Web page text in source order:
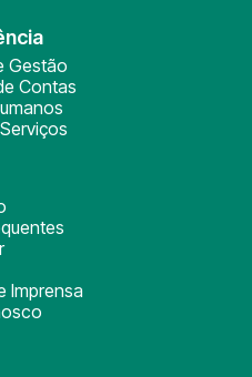
Gestão
Contas
Imprensa